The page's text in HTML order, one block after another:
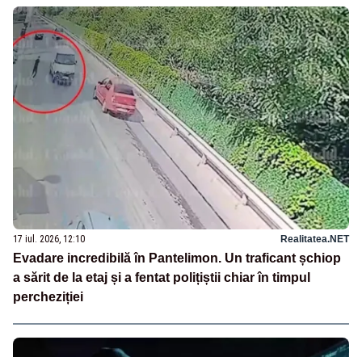
17 iul. 2026, 12:10 Realitatea.NET
Evadare incredibilă în Pantelimon. Un traficant șchiop
a sărit de la etaj și a fentat polițiștii chiar în timpul
percheziției